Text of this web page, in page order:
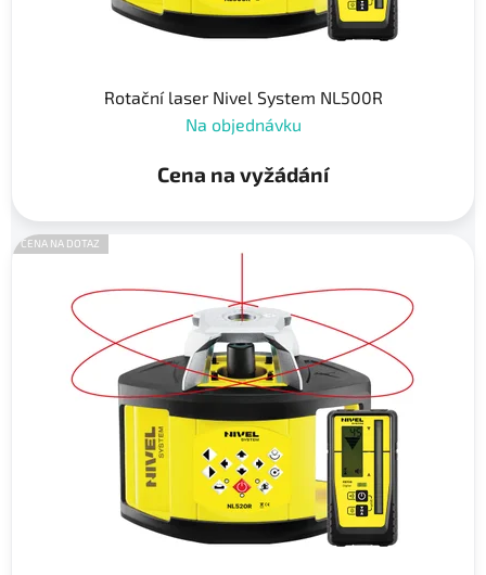
Rotační laser Nivel System NL500R
Na objednávku
Cena na vyžádání
CENA NA DOTAZ